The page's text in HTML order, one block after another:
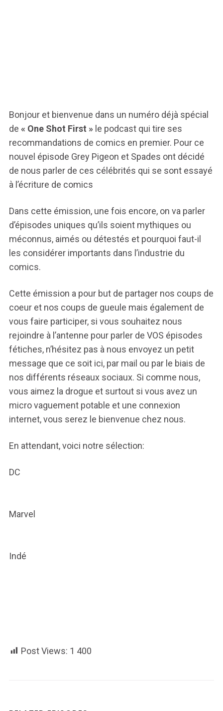
Bonjour et bienvenue dans un numéro déjà spécial
de « One Shot First »le podcast qui tire ses
recommandations de comics en premier. Pour ce
nouvel épisode Grey Pigeon et Spades ont décidé
de nous parler de ces célébrités qui se sont essayé
à l’écriture de comics
Dans cette émission, une fois encore, on va parler
d’épisodes uniques qu’ils soient mythiques ou
méconnus, aimés ou détestés et pourquoi faut-il
les considérer importants dans l’industrie du
comics.
Cette émission a pour but de partager nos coups de
coeur et nos coups de gueule mais également de
vous faire participer, si vous souhaitez nous
rejoindre à l’antenne pour parler de VOS épisodes
fétiches, n’hésitez pas à nous envoyez un petit
message que ce soit ici, par mail ou par le biais de
nos différents réseaux sociaux. Si comme nous,
vous aimez la drogue et surtout si vous avez un
micro vaguement potable et une connexion
internet, vous serez le bienvenue chez nous.
En attendant, voici notre sélection:
DC
Marvel
Indé
Post Views: 1 400